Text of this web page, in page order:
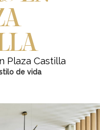
Plaza Castilla
de vida